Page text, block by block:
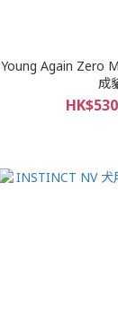
Young Again Zero Mature Health 零澱粉系列-低磷
成